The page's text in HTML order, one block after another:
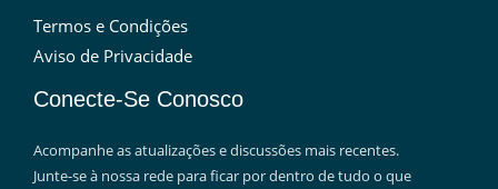
Termos e Condições
Aviso de Privacidade
Conecte-Se Conosco
Acompanhe as atualizações e discussões mais recentes.
Junte-se à nossa rede para ficar por dentro de tudo o que